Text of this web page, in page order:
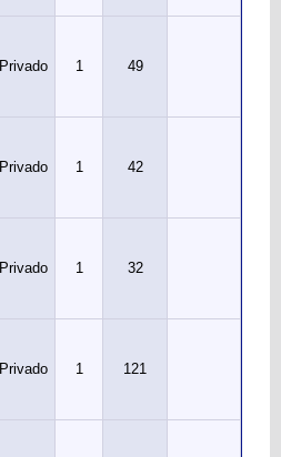
Privado 1 49
Privado 1 42
Privado 1 32
Privado 1 121